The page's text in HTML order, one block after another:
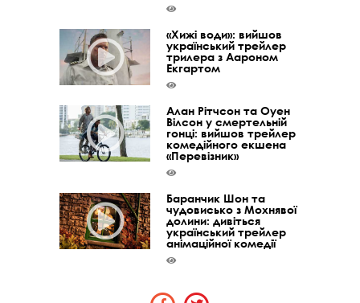
«Хижі води»: вийшов
український трейлер
трилера з Аароном
Екгартом
Алан Рітчсон та Оуен
Вілсон у смертельній
гонці: вийшов трейлер
комедійного екшена
«Перевізник»
Баранчик Шон та
чудовисько з Мохнявої
долини: дивіться
український трейлер
анімаційної комедії